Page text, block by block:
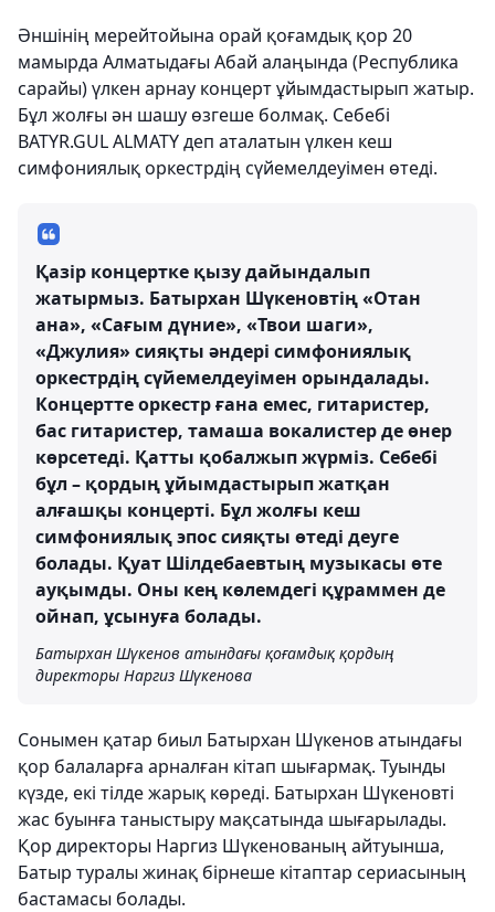
Әншінің мерейтойына орай қоғамдық қор 20
мамырда Алматыдағы Абай алаңында (Республика
сарайы) үлкен арнау концерт ұйымдастырып жатыр.
Бұл жолғы ән шашу өзгеше болмақ. Себебі
BATYR.GUL ALMATY деп аталатын үлкен кеш
симфониялық оркестрдің сүйемелдеуімен өтеді.
Қазір концертке қызу дайындалып
жатырмыз. Батырхан Шүкеновтің «Отан
ана», «Сағым дүние», «Твои шаги»,
«Джулия» сияқты әндері симфониялық
оркестрдің сүйемелдеуімен орындалады.
Концертте оркестр ғана емес, гитаристер,
бас гитаристер, тамаша вокалистер де өнер
көрсетеді. Қатты қобалжып жүрміз. Себебі
бұл – қордың ұйымдастырып жатқан
алғашқы концерті. Бұл жолғы кеш
симфониялық эпос сияқты өтеді деуге
болады. Қуат Шілдебаевтың музыкасы өте
ауқымды. Оны кең көлемдегі құраммен де
ойнап, ұсынуға болады.
Батырхан Шүкенов атындағы қоғамдық қордың
директоры Наргиз Шүкенова
Сонымен қатар биыл Батырхан Шүкенов атындағы
қор балаларға арналған кітап шығармақ. Туынды
күзде, екі тілде жарық көреді. Батырхан Шүкеновті
жас буынға таныстыру мақсатында шығарылады.
Қор директоры Наргиз Шүкенованың айтуынша,
Батыр туралы жинақ бірнеше кітаптар сериасының
бастамасы болады.